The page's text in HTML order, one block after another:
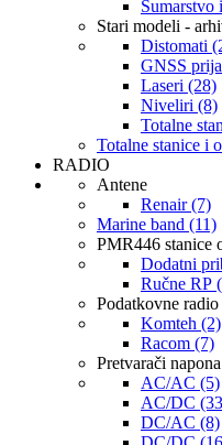
Šumarstvo
Stari modeli -
Distomati
GNSS
Laseri (28)
Niveliri (8)
Totalne
Totalne stanice i
RADIO
Antene
Renair (7)
Marine band (11)
PMR446 stanice
Dodatni
Ručne RP
Podatkovne radio
Komteh (2)
Racom (7)
Pretvarači napona
AC/AC (5)
AC/DC
DC/AC (8)